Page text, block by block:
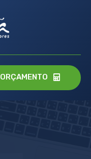
ORÇAMENTO